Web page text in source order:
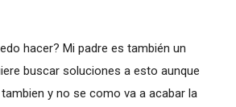
hacer? Mi padre es también un
buscar soluciones a esto aunque
y no se como va a acabar la